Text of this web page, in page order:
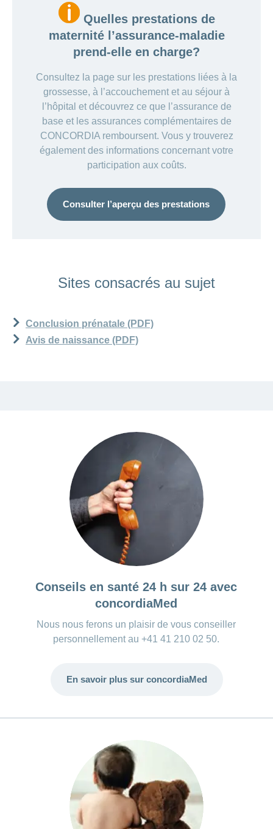
l’âge de 4 ans.
Assurances complémentaires
gratuites: à partir du ou de la 3eenfant,
les assurances complémentaires
hospitalisation sont gratuites, pour
autant que les mêmes assurances
complémentaires aient été conclues
pour leurs aîné·es.
Rabais pour bébés dans l’assurance
de risque DIMA: quand DIMA est
souscrite dans le cadre d’une
bénéficient d’une protection d’assurance
de santé doit être positif.
consacrée aux familles.
Quelles prestations de
maternité l’assurance-maladie
prend-elle en charge?
Consultez la page sur les prestations liées à la
grossesse, à l’accouchement et au séjour à
l’hôpital et découvrez ce que l’assurance de
base et les assurances complémentaires de
CONCORDIA remboursent. Vous y trouverez
également des informations concernant votre
participation aux coûts.
Consulter l’aperçu des prestations
Sites consacrés au sujet
Conclusion prénatale (PDF)
Avis de naissance (PDF)
Conseils en santé 24 h sur 24 avec
concordiaMed
Nous nous ferons un plaisir de vous conseiller
personnellement au +41 41 210 02 50.
En savoir plus sur concordiaMed